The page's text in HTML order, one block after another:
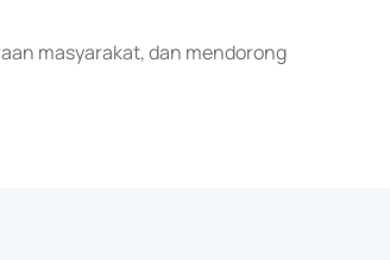
masyarakat, dan mendorong